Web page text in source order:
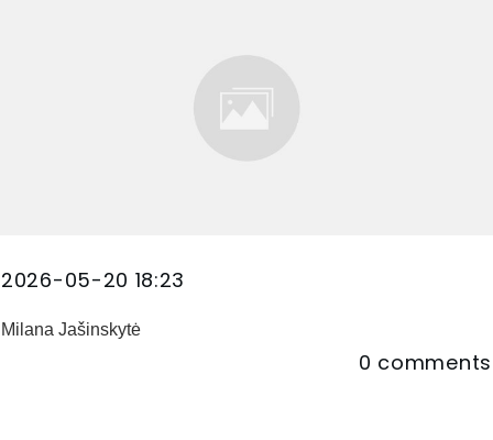
2026-05-20 18:23
Milana Jašinskytė
0 comments